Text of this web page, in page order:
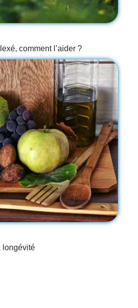
comment l’aider ?
longévité